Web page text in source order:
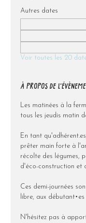
Autres dates
Voir toutes les 20
À PROPOS DE
Les matinées à la
tous les jeudis matin
En tant
prêter main forte à
récolte des légumes,
d'éco-construction et
Ces demi-journées
libre, aux
N'hésitez pas à